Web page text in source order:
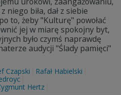
biła, dał z siebie
to, żeby "Kulturę" powołać
jej w miarę spokojny byt,
było czymś naprawdę
audycji "Ślady pamięci"
Czapski
Rafał Habielski
Hertz